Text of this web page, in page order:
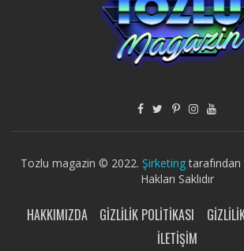
Tozlu magazin © 2022. Şirketingtarafından
Hakları Saklıdır
HAKKIMIZDA GIZLILIK POLITIKASI
İLETIŞIM